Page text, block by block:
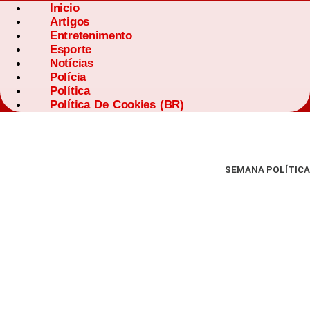
Inicio
Artigos
Entretenimento
Esporte
Notícias
Polícia
Política
Política De Cookies (BR)
SEMANA POLÍTICA